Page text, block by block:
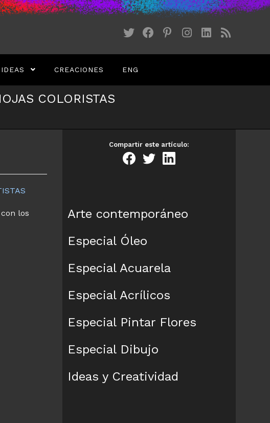
IDEAS CREACIONES ENG
COLORISTAS
los
Compartir este artículo:
Arte contemporáneo
Especial Óleo
Especial Acuarela
Especial Acrílicos
Especial Pintar Flores
Especial Dibujo
Ideas y Creatividad